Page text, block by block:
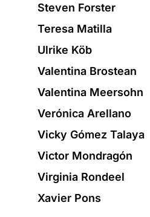
Steven Forster
Teresa Matilla
Ulrike Köb
Valentina Brostean
Valentina Meersohn
Verónica Arellano
Vicky Gómez Talaya
Victor Mondragón
Virginia Rondeel
Xavier Pons